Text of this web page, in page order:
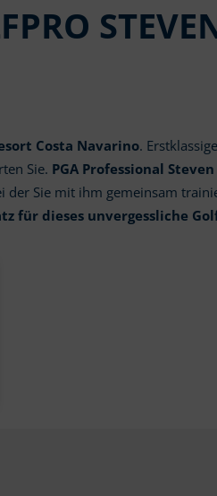
Costa Navarino.
Sie. PGA Professional
der Sie mit ihm gemeinsam
für dieses unvergessliche